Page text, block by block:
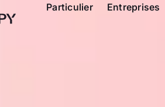
Particulier Entreprises